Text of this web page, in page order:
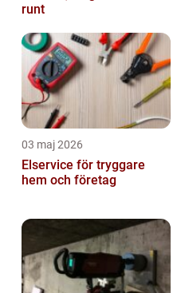
runt
03 maj 2026
Elservice för tryggare
hem och företag